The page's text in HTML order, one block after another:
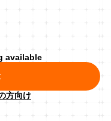
available
方向け